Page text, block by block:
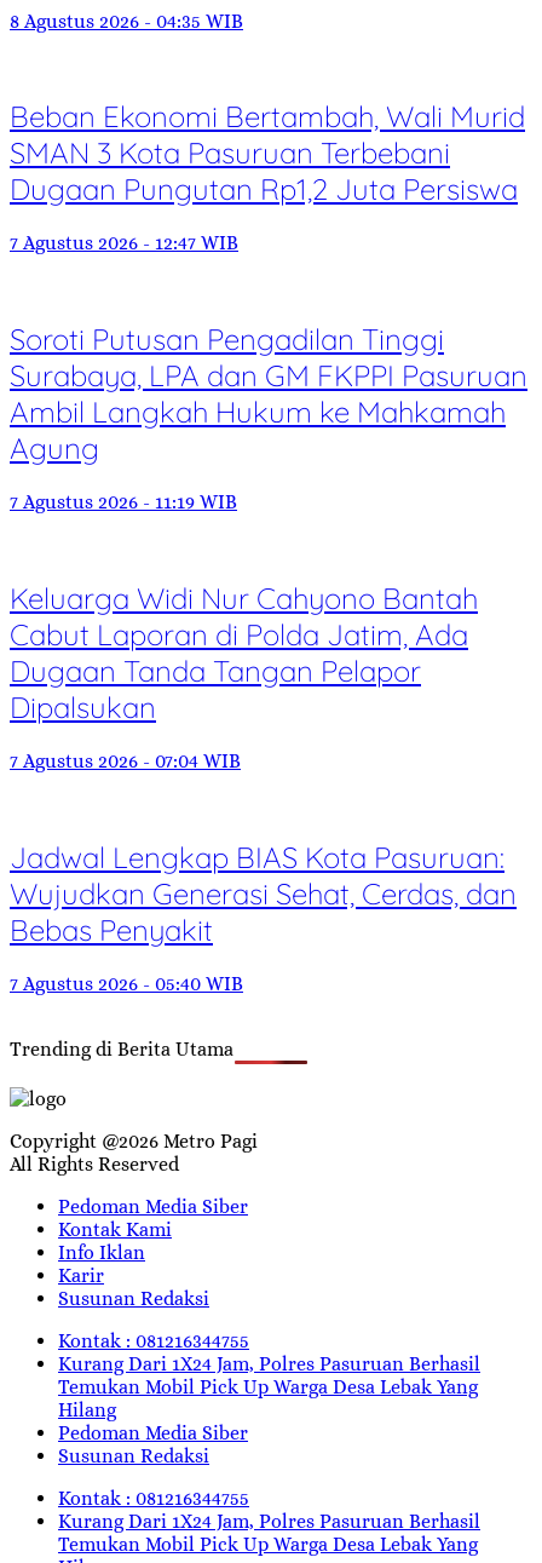
8 Agustus 2026 - 04:35 WIB
Beban Ekonomi Bertambah, Wali Murid
SMAN 3 Kota Pasuruan Terbebani
Dugaan Pungutan Rp1,2 Juta Persiswa
7 Agustus 2026 - 12:47 WIB
Soroti Putusan Pengadilan Tinggi
Surabaya, LPA dan GM FKPPI Pasuruan
Ambil Langkah Hukum ke Mahkamah
Agung
7 Agustus 2026 - 11:19 WIB
Keluarga Widi Nur Cahyono Bantah
Cabut Laporan di Polda Jatim, Ada
Dugaan Tanda Tangan Pelapor
Dipalsukan
7 Agustus 2026 - 07:04 WIB
Jadwal Lengkap BIAS Kota Pasuruan:
Wujudkan Generasi Sehat, Cerdas, dan
Bebas Penyakit
7 Agustus 2026 - 05:40 WIB
Trending di Berita Utama
Copyright @2026 Metro Pagi
All Rights Reserved
Pedoman Media Siber
Kontak Kami
Info Iklan
Karir
Susunan Redaksi
Kontak : 081216344755
Kurang Dari 1X24 Jam, Polres Pasuruan Berhasil
Temukan Mobil Pick Up Warga Desa Lebak Yang
Hilang
Pedoman Media Siber
Susunan Redaksi
Kontak : 081216344755
Kurang Dari 1X24 Jam, Polres Pasuruan Berhasil
Temukan Mobil Pick Up Warga Desa Lebak Yang